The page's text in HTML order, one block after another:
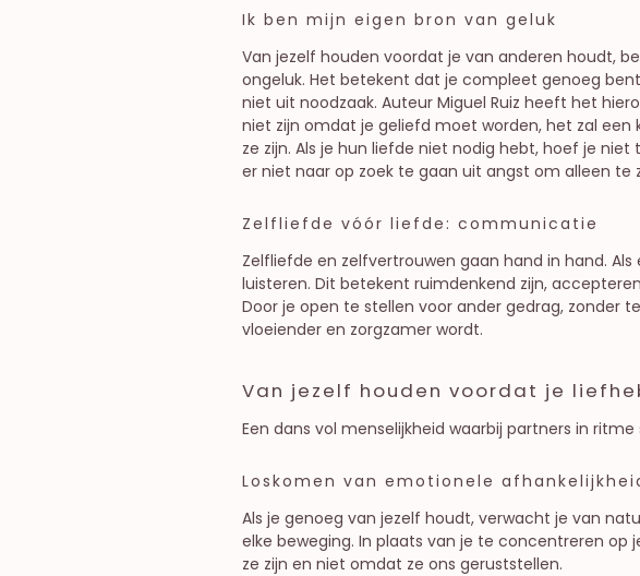
Ik ben mijn eigen bron van geluk
Van jezelf houden voordat je van anderen houdt,
ongeluk. Het betekent dat je compleet genoeg
niet uit noodzaak. Auteur Miguel Ruiz heeft het
niet zijn omdat je geliefd moet worden, het zal een
ze zijn. Als je hun liefde niet nodig hebt, hoef je
er niet naar op zoek te gaan uit angst om alleen te
Zelfliefde vóór liefde: communicatie
Zelfliefde en zelfvertrouwen gaan hand in hand.
luisteren. Dit betekent ruimdenkend zijn,
Door je open te stellen voor ander gedrag, zonder
vloeiender en zorgzamer wordt.
Van jezelf houden voordat je
Een dans vol menselijkheid waarbij partners in ritme
Loskomen van emotionele
Als je genoeg van jezelf houdt, verwacht je van
elke beweging. In plaats van je te concentreren op
ze zijn en niet omdat ze ons geruststellen.